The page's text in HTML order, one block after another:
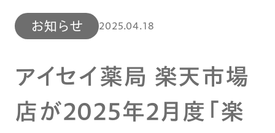
お知らせ 2025.04.18
アイセイ薬局 楽天市場
店が2025年2月度「楽